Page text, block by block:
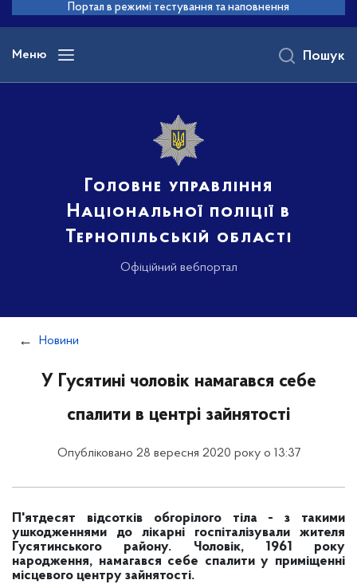
основного
вмісту
Портал в режимі тестування та наповнення
Меню
Головне управління
Національної поліції в
Тернопільській області
Офіційний вебпортал
Пошук
Новини
У Гусятині чоловік намагався себе
спалити в центрі зайнятості
Опубліковано 28 вересня 2020 року о 13:37
П'ятдесят відсотків обгорілого тіла - з такими
ушкодженнями до лікарні госпіталізували жителя
Гусятинського району. Чоловік, 1961 року
народження, намагався себе спалити у приміщенні
місцевого центру зайнятості.